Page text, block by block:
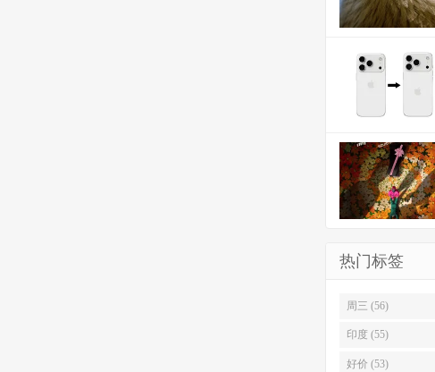
热门标签
周三 (56)
印度 (55)
好价 (53)